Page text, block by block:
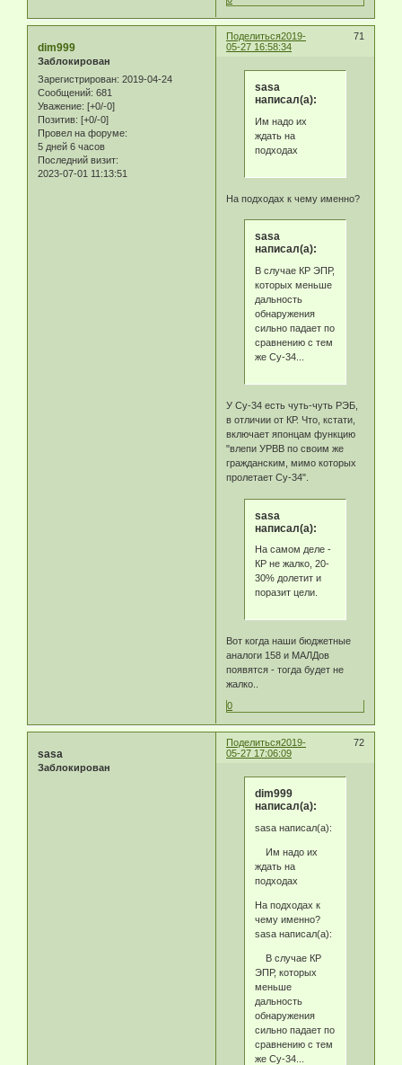
Поделиться 71
2019-
05-27 16:58:34
dim999
Заблокирован
Зарегистрирован: 2019-04-24
Сообщений: 681
Уважение: [+0/-0]
Позитив: [+0/-0]
Провел на форуме:
5 дней 6 часов
Последний визит:
2023-07-01 11:13:51
sasa
написал(а):
Им надо их
ждать на
подходах
На подходах к чему именно?
sasa
написал(а):
В случае КР ЭПР,
которых меньше
дальность
обнаружения
сильно падает по
сравнению с тем
же Су-34...
У Су-34 есть чуть-чуть РЭБ,
в отличии от КР. Что, кстати,
включает японцам функцию
"влепи УРВВ по своим же
гражданским, мимо которых
пролетает Су-34".
sasa
написал(а):
На самом деле -
КР не жалко, 20-
30% долетит и
поразит цели.
Вот когда наши бюджетные
аналоги 158 и МАЛДов
появятся - тогда будет не
жалко..
0
Поделиться 72
2019-
05-27 17:06:09
sasa
Заблокирован
dim999
написал(а):
sasa написал(а):
Им надо их
ждать на
подходах
На подходах к
чему именно?
sasa написал(а):
В случае КР
ЭПР, которых
меньше
дальность
обнаружения
сильно падает по
сравнению с тем
же Су-34...